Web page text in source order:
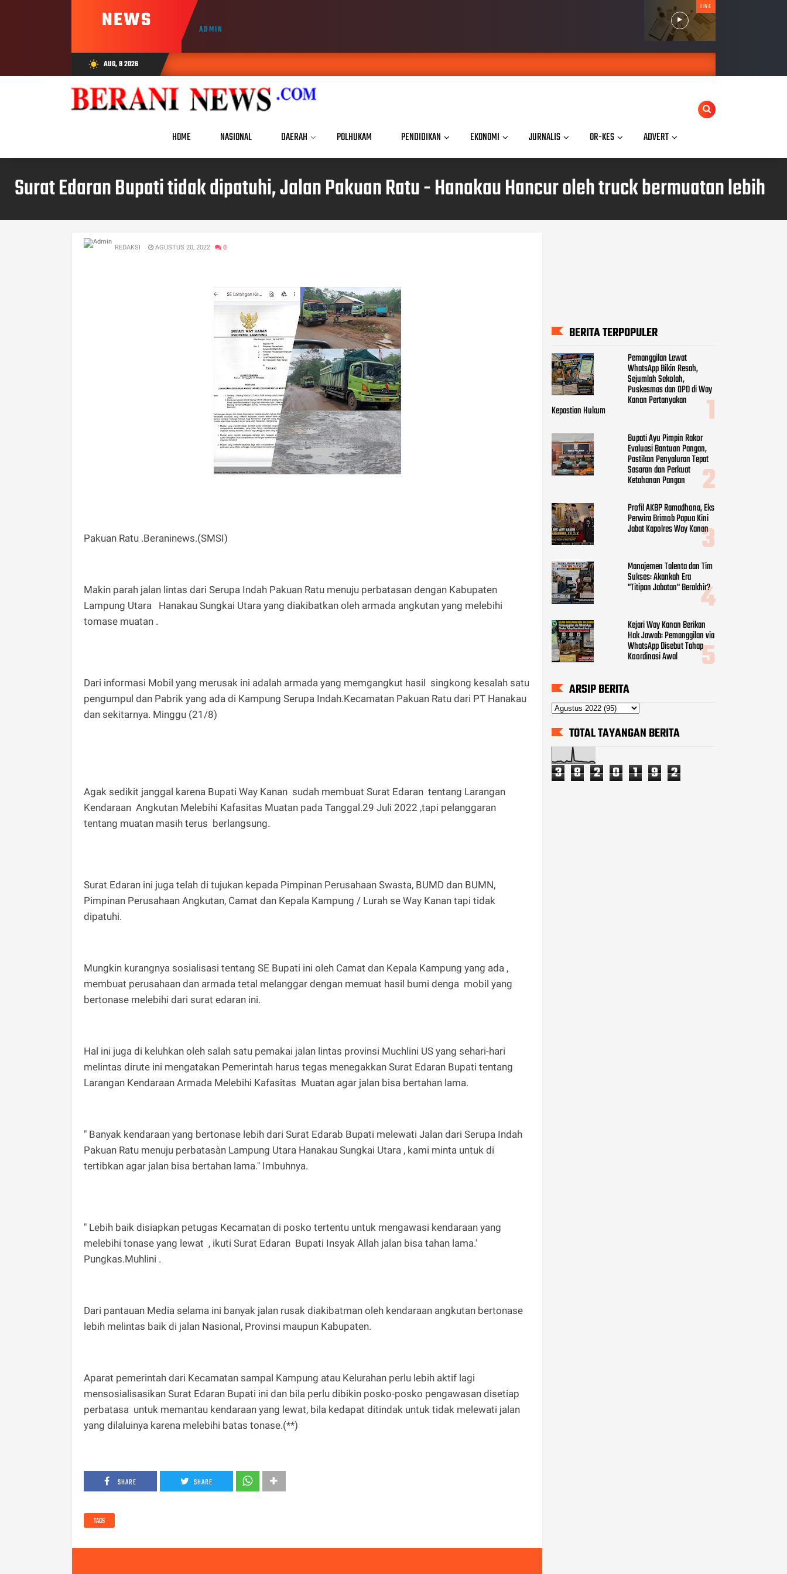
NEWS ADMIN
LIVE
wb_sunny AUG, 8 2026
HOME NASIONAL DAERAH POLHUKAM PENDIDIKAN EKONOMI JURNALIS OR-KES ADVERT
Surat Edaran Bupati tidak dipatuhi, Jalan Pakuan Ratu - Hanakau Hancur oleh truck bermuatan lebih
REDAKSI AGUSTUS 20, 2022 0
Pakuan Ratu .Beraninews.(SMSI)
Makin parah jalan lintas dari Serupa Indah Pakuan Ratu menuju perbatasan dengan Kabupaten
Lampung Utara Hanakau Sungkai Utara yang diakibatkan oleh armada angkutan yang melebihi
tomase muatan .
Dari informasi Mobil yang merusak ini adalah armada yang memgangkut hasil singkong kesalah satu
pengumpul dan Pabrik yang ada di Kampung Serupa Indah.Kecamatan Pakuan Ratu dari PT Hanakau
dan sekitarnya. Minggu (21/8)
Agak sedikit janggal karena Bupati Way Kanan sudah membuat Surat Edaran tentang Larangan
Kendaraan Angkutan Melebihi Kafasitas Muatan pada Tanggal.29 Juli 2022 ,tapi pelanggaran
tentang muatan masih terus berlangsung.
Surat Edaran ini juga telah di tujukan kepada Pimpinan Perusahaan Swasta, BUMD dan BUMN,
Pimpinan Perusahaan Angkutan, Camat dan Kepala Kampung / Lurah se Way Kanan tapi tidak
dipatuhi.
Mungkin kurangnya sosialisasi tentang SE Bupati ini oleh Camat dan Kepala Kampung yang ada ,
membuat perusahaan dan armada tetal melanggar dengan memuat hasil bumi denga mobil yang
bertonase melebihi dari surat edaran ini.
Hal ini juga di keluhkan oleh salah satu pemakai jalan lintas provinsi Muchlini US yang sehari-hari
melintas dirute ini mengatakan Pemerintah harus tegas menegakkan Surat Edaran Bupati tentang
Larangan Kendaraan Armada Melebihi Kafasitas Muatan agar jalan bisa bertahan lama.
" Banyak kendaraan yang bertonase lebih dari Surat Edarab Bupati melewati Jalan dari Serupa Indah
Pakuan Ratu menuju perbatasàn Lampung Utara Hanakau Sungkai Utara , kami minta untuk di
tertibkan agar jalan bisa bertahan lama." Imbuhnya.
" Lebih baik disiapkan petugas Kecamatan di posko tertentu untuk mengawasi kendaraan yang
melebihi tonase yang lewat , ikuti Surat Edaran Bupati Insyak Allah jalan bisa tahan lama.'
Pungkas.Muhlini .
Dari pantauan Media selama ini banyak jalan rusak diakibatman oleh kendaraan angkutan bertonase
lebih melintas baik di jalan Nasional, Provinsi maupun Kabupaten.
Aparat pemerintah dari Kecamatan sampal Kampung atau Kelurahan perlu lebih aktif lagi
mensosialisasikan Surat Edaran Bupati ini dan bila perlu dibikin posko-posko pengawasan disetiap
perbatasa untuk memantau kendaraan yang lewat, bila kedapat ditindak untuk tidak melewati jalan
yang dilaluinya karena melebihi batas tonase.(**)
SHARE SHARE
TAGS
BERITA TERPOPULER
Pemanggilan Lewat
WhatsApp Bikin Resah,
Sejumlah Sekolah,
Puskesmas dan OPD di Way
Kanan Pertanyakan
Kepastian Hukum
Bupati Ayu Pimpin Rakor
Evaluasi Bantuan Pangan,
Pastikan Penyaluran Tepat
Sasaran dan Perkuat
Ketahanan Pangan
Profil AKBP Ramadhona, Eks
Perwira Brimob Papua Kini
Jabat Kapolres Way Kanan
Manajemen Talenta dan Tim
Sukses: Akankah Era
"Titipan Jabatan" Berakhir?
Kejari Way Kanan Berikan
Hak Jawab: Pemanggilan via
WhatsApp Disebut Tahap
Koordinasi Awal
ARSIP BERITA
TOTAL TAYANGAN BERITA
3 8 2 0 1 9 2